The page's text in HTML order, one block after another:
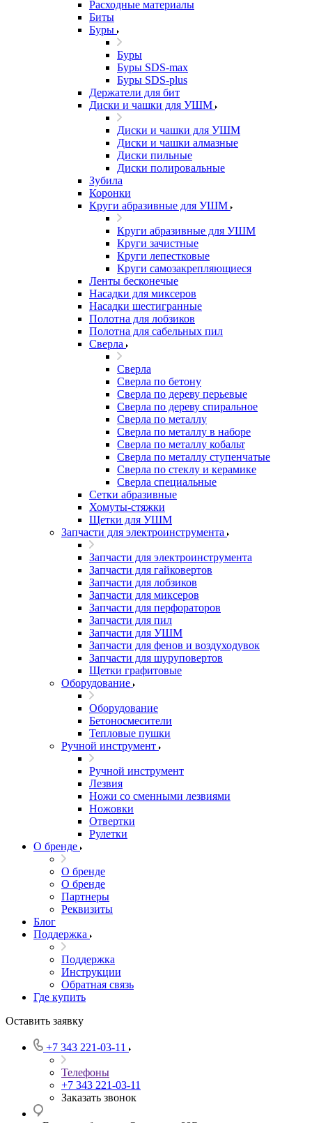
Расходные материалы
Биты
Буры
Буры
Буры SDS-max
Буры SDS-plus
Держатели для бит
Диски и чашки для УШМ
Диски и чашки для УШМ
Диски и чашки алмазные
Диски пильные
Диски полировальные
Зубила
Коронки
Круги абразивные для УШМ
Круги абразивные для УШМ
Круги зачистные
Круги лепестковые
Круги самозакрепляющиеся
Ленты бесконечые
Насадки для миксеров
Насадки шестигранные
Полотна для лобзиков
Полотна для сабельных пил
Сверла
Сверла
Сверла по бетону
Сверла по дереву перьевые
Сверла по дереву спиральное
Сверла по металлу
Сверла по металлу в наборе
Сверла по металлу кобальт
Сверла по металлу ступенчатые
Сверла по стеклу и керамике
Сверла специальные
Сетки абразивные
Хомуты-стяжки
Щетки для УШМ
Запчасти для электроинструмента
Запчасти для электроинструмента
Запчасти для гайковертов
Запчасти для лобзиков
Запчасти для миксеров
Запчасти для перфораторов
Запчасти для пил
Запчасти для УШМ
Запчасти для фенов и воздуходувок
Запчасти для шуруповертов
Щетки графитовые
Оборудование
Оборудование
Бетоносмесители
Тепловые пушки
Ручной инструмент
Ручной инструмент
Лезвия
Ножи со сменными лезвиями
Ножовки
Отвертки
Рулетки
О бренде
О бренде
О бренде
Партнеры
Реквизиты
Блог
Поддержка
Поддержка
Инструкции
Обратная связь
Где купить
Оставить заявку
+7 343 221-03-11
Телефоны
+7 343 221-03-11
Заказать звонок